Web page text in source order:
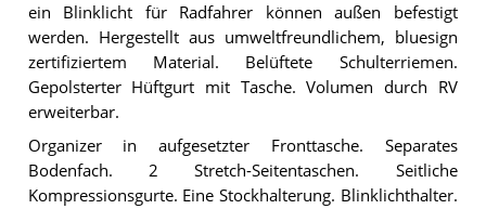
ein Blinklicht für Radfahrer können außen befestigt
werden. Hergestellt aus umweltfreundlichem, bluesign
zertifiziertem Material. Belüftete Schulterriemen.
Gepolsterter Hüftgurt mit Tasche. Volumen durch RV
erweiterbar.
Organizer in aufgesetzter Fronttasche. Separates
Bodenfach. 2 Stretch-Seitentaschen. Seitliche
Kompressionsgurte. Eine Stockhalterung. Blinklichthalter.